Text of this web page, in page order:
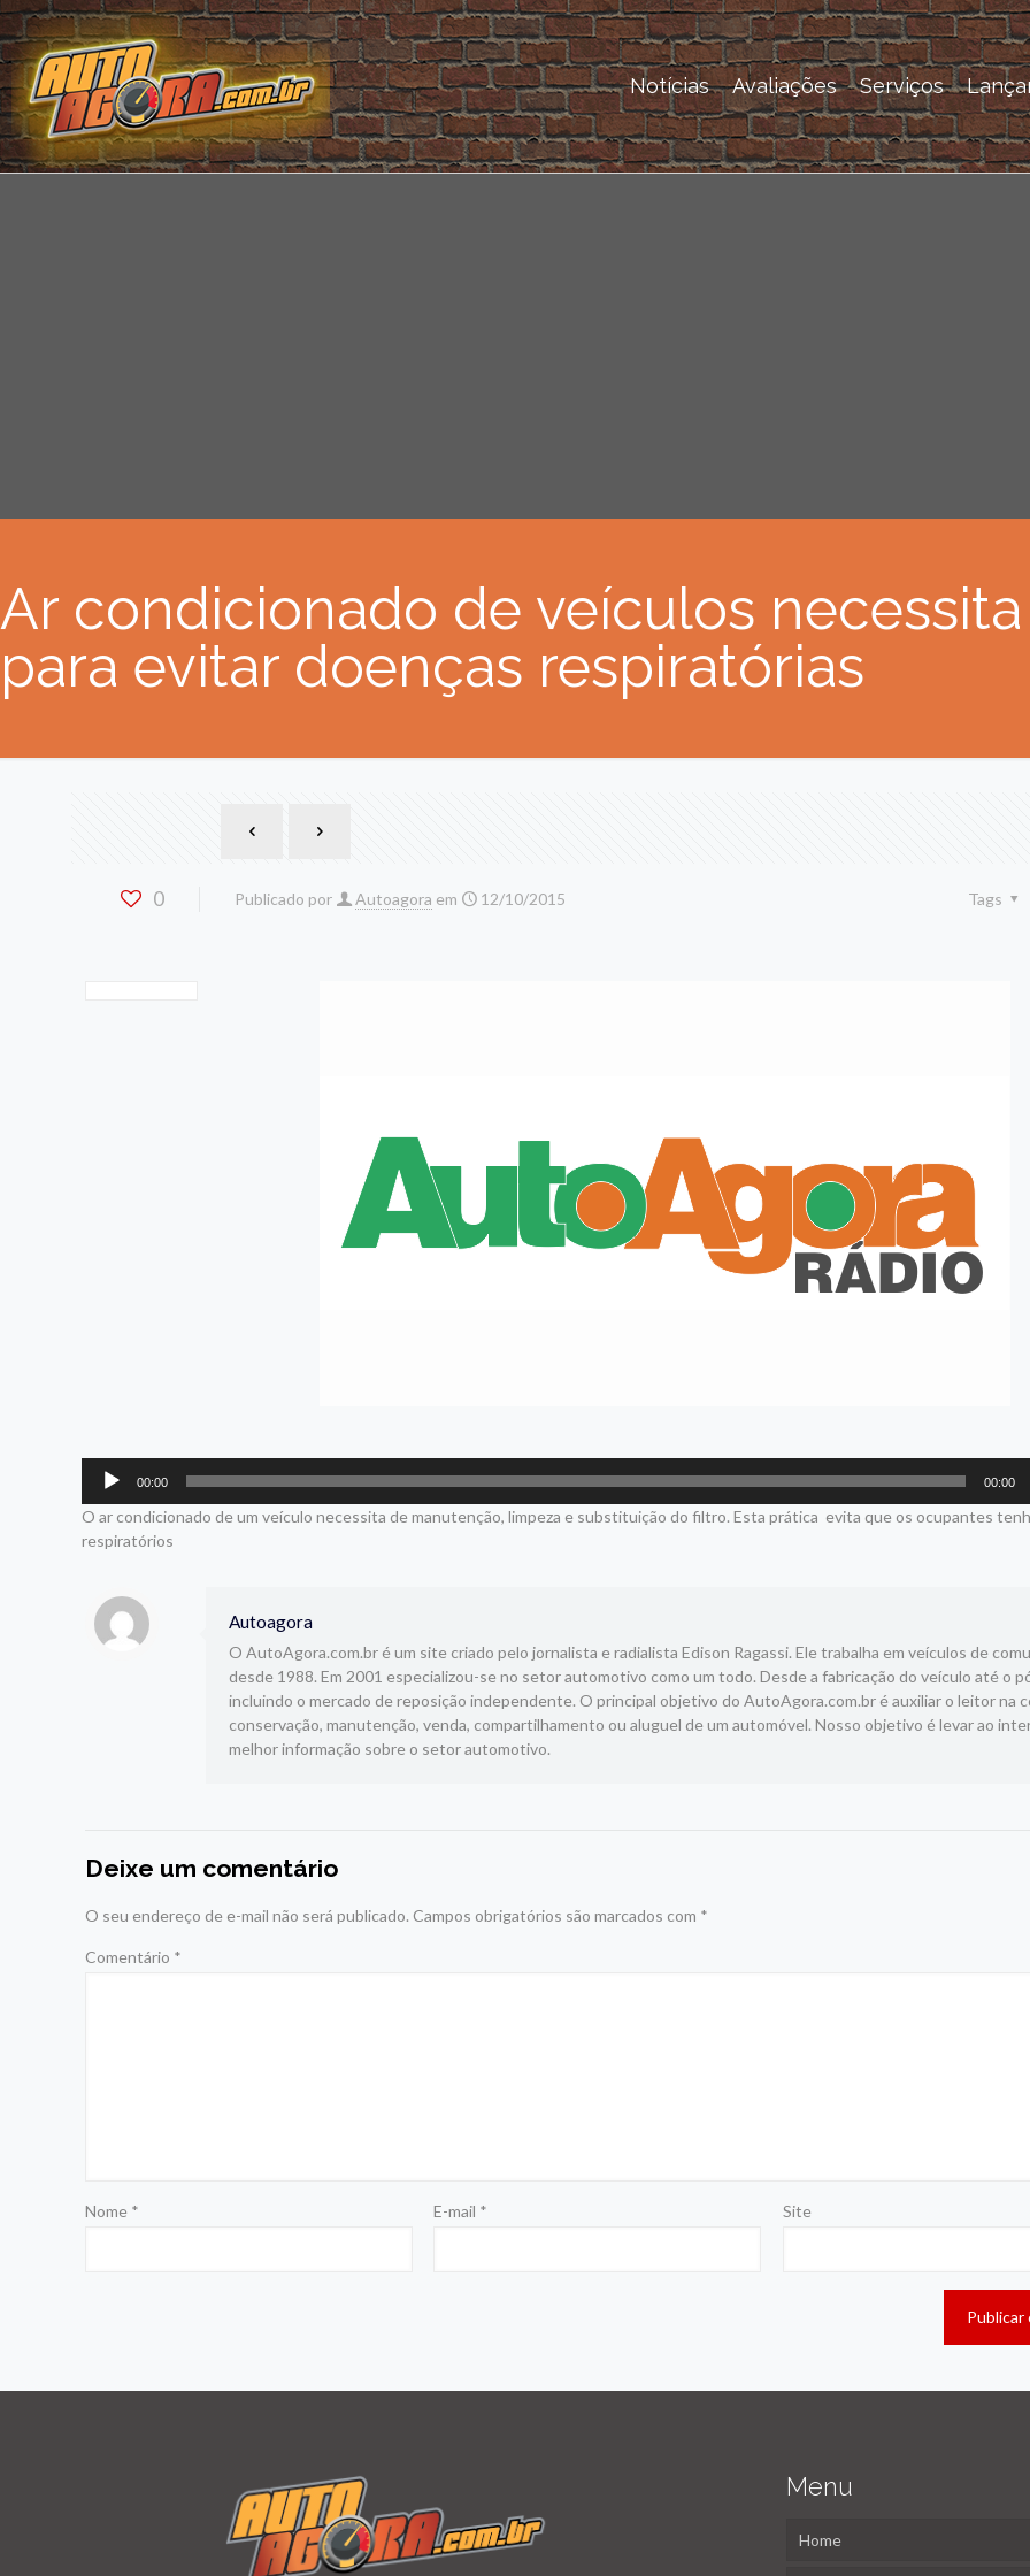
Notícias Avaliações Serviços
Ar condicionado de veículos
para evitar doenças respiratórias
0 Publicado por Autoagora em 12/10/2015 Tags
Tocador
áudio
00:00 00:00
O ar condicionado de um veículo necessita de manutenção, limpeza e substituição do filtro. Esta prática evita que os ocupantes
respiratórios
Autoagora
O AutoAgora.com.br é um site criado pelo jornalista e radialista Edison Ragassi. Ele trabalha em veículos de
desde 1988. Em 2001 especializou-se no setor automotivo como um todo. Desde a fabricação do veículo até o
incluindo o mercado de reposição independente. O principal objetivo do AutoAgora.com.br é auxiliar o leitor na
conservação, manutenção, venda, compartilhamento ou aluguel de um automóvel. Nosso objetivo é levar ao
melhor informação sobre o setor automotivo.
Deixe um comentário
O seu endereço de e-mail não será publicado. Campos obrigatórios são marcados com *
Comentário *
Nome * E-mail * Site
Menu
Home